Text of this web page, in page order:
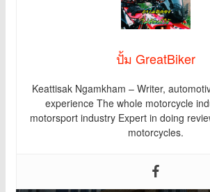
ปั้ม GreatBiker
Keattisak Ngamkham – Writer,
experience The whole motorcycle
motorsport industry Expert in doing
motorcycles.